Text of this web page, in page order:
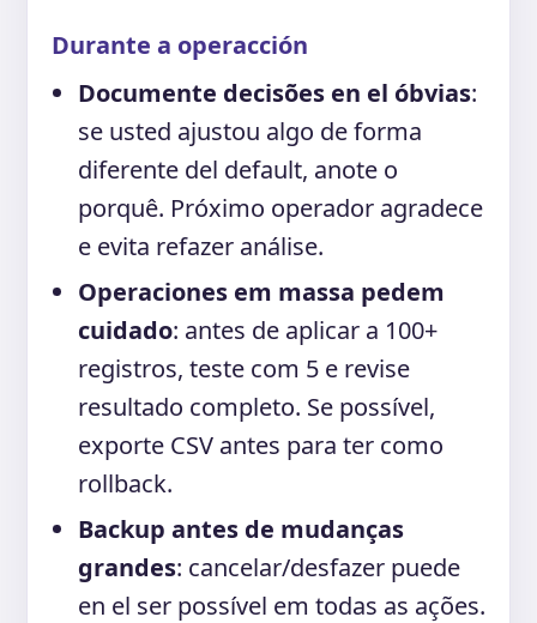
Durante a operacción
Documente decisões en el óbvias:
se usted ajustou algo de forma
diferente del default, anote o
porquê. Próximo operador agradece
e evita refazer análise.
Operaciones em massa pedem
cuidado: antes de aplicar a 100+
registros, teste com 5 e revise
resultado completo. Se possível,
exporte CSV antes para ter como
rollback.
Backup antes de mudanças
grandes: cancelar/desfazer puede
en el ser possível em todas as ações.